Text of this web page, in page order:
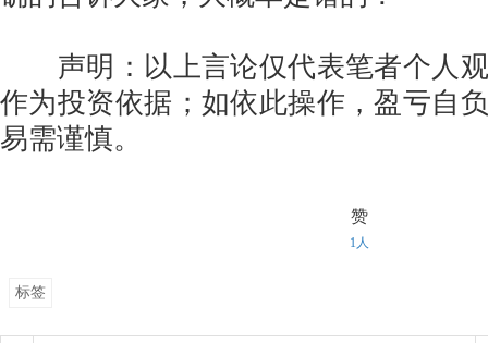
声明：以上言论仅代表笔者个人观
作为投资依据；如依此操作，盈亏自
易需谨慎。
赞
1人
标签